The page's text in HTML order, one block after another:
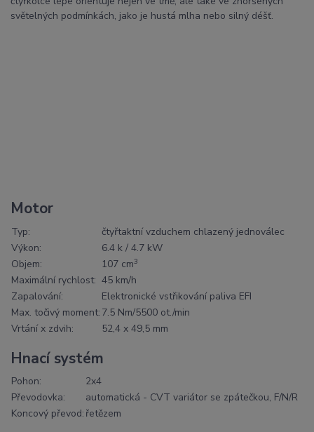
světelných podmínkách, jako je hustá mlha nebo silný déšť.
Motor
Typ:
čtyřtaktní vzduchem chlazený jednoválec
Výkon:
6.4 k / 4.7 kW
Objem:
107 cm3
Maximální rychlost: 45 km/h
Zapalování:
Elektronické vstřikování paliva EFI
Max. točivý moment: 7.5 Nm/5500 ot./min
Vrtání x zdvih:
52,4 x 49,5 mm
Hnací systém
Pohon:
2x4
Převodovka:
automatická - CVT variátor se zpátečkou, F/N/R
Koncový převod: řetězem